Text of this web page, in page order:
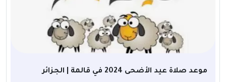
موعد صلاة عيد الأضحى 2024 في قالمة | الجزائر